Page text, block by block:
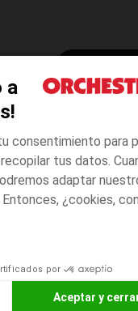
a
consentimiento para
tus datos.
adaptar
¿cookies, con
por
Aceptar y
MODOS DE